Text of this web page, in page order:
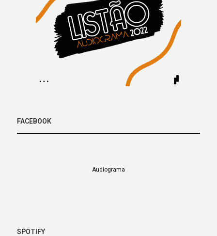
FACEBOOK
Audiograma
SPOTIFY